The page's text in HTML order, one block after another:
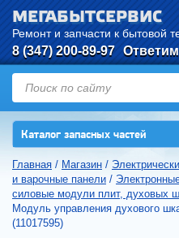
МЕГАБЫТСЕРВИС
Ремонт и запчасти к бытовой
8 (347) 200-89-97
Каталог запасных частей
Главная / Магазин /
и варочные панели /
силовые модули плит, духовых
Модуль управления духового
(11017595)